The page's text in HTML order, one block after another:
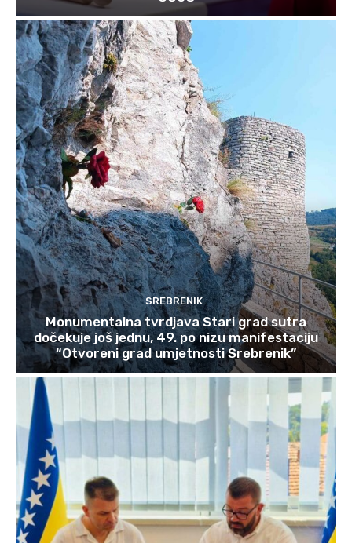
SREBRENIK
Monumentalna tvrdjava Stari grad sutra
dočekuje još jednu, 49. po nizu manifestaciju
“Otvoreni grad umjetnosti Srebrenik”